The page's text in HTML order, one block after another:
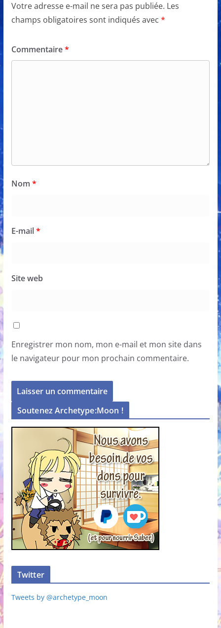
Votre adresse e-mail ne sera pas publiée. Les
champs obligatoires sont indiqués avec *
Commentaire*
Nom *
E-mail*
Site web
Enregistrer mon nom, mon e-mail et mon site dans
le navigateur pour mon prochain commentaire.
Soutenez Archetype:Moon !
Twitter
Tweets by @archetype_moon